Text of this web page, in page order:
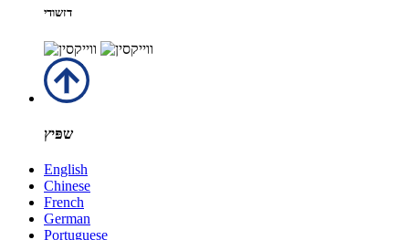
דזשודי
שפּיץ
English
Chinese
French
German
Portuguese